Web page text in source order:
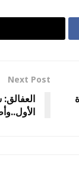
Next Post